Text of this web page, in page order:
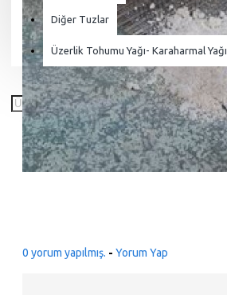
Diğer Tuzlar
Üzerlik Tohumu Yağı- Karaharmal Yağı
0 yorum yapılmış. - Yorum Yap